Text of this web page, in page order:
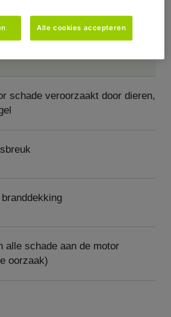
schade veroorzaakt door dieren,
alle schade aan de motor
oorzaak)
Alle cookies accepteren